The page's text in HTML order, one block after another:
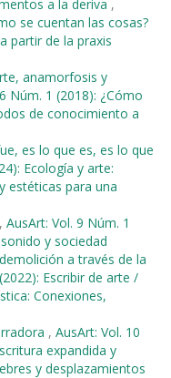
a la deriva ,
se cuentan las cosas?
partir de la praxis
anamorfosis y
Núm. 1 (2018): ¿Cómo
de conocimiento a
es lo que es, es lo que
Ecología y arte:
estéticas para una
, AusArt: Vol. 9 Núm. 1
y sociedad
a través de la
Escribir de arte /
Conexiones,
, AusArt: Vol. 10
expandida y
y desplazamientos